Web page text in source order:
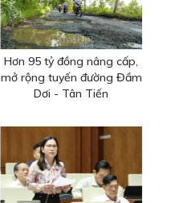
Hơn 95 tỷ đồng nâng cấp,
mở rộng tuyến đường Đầm
Dơi - Tân Tiến